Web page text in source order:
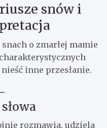
snów i
o zmarłej mamie
inne przesłanie.
rozmawia, udziela